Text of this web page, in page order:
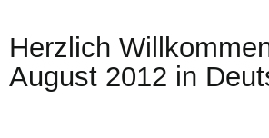
Herzlich
August 2012 in